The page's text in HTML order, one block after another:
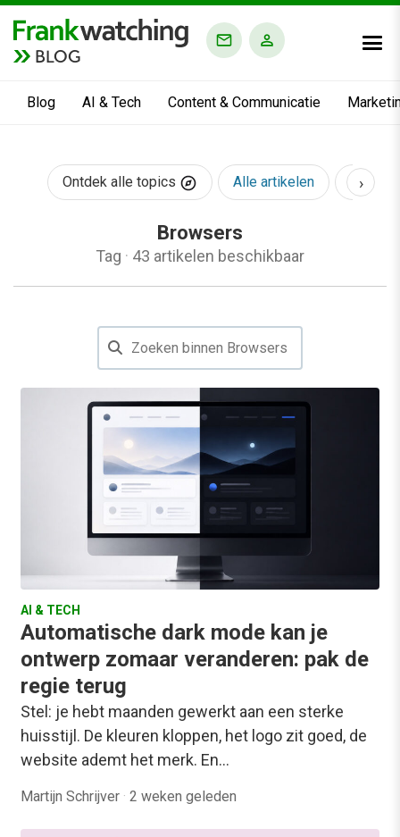
BLOG
Blog AI & Tech Content & Communicatie
Ontdek alle topics Alle artikelen AI &
›
Browsers
Tag · 43 artikelen beschikbaar
AI & TECH
Automatische dark mode kan je
ontwerp zomaar veranderen: pak de
regie terug
Stel: je hebt maanden gewerkt aan een sterke
huisstijl. De kleuren kloppen, het logo zit goed, de
website ademt het merk. En…
Martijn Schrijver · 2 weken geleden